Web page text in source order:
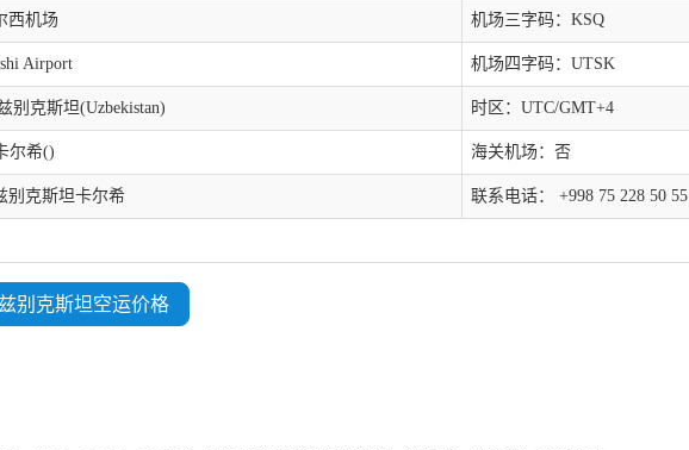
西机场 机场三字码：KSQ
Airport 机场四字码：UTSK
别克斯坦(Uzbekistan) 时区：UTC/GMT+4
尔希() 海关机场：否
别克斯坦卡尔希 联系电话： +998 75 228 50 55
别克斯坦空运价格